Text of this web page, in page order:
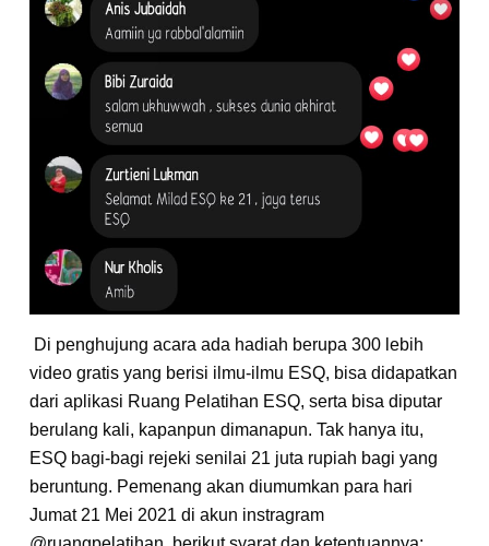
Di penghujung acara ada hadiah berupa 300 lebih
video gratis yang berisi ilmu-ilmu ESQ, bisa didapatkan
dari aplikasi Ruang Pelatihan ESQ, serta bisa diputar
berulang kali, kapanpun dimanapun. Tak hanya itu,
ESQ bagi-bagi rejeki senilai 21 juta rupiah bagi yang
beruntung. Pemenang akan diumumkan para hari
Jumat 21 Mei 2021 di akun instragram